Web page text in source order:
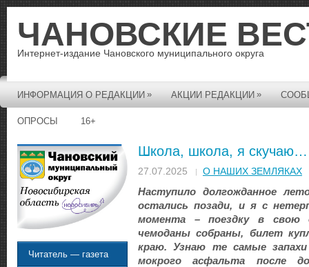
ЧАНОВСКИЕ
Интернет-издание Чановского муниципального округа
ИНФОРМАЦИЯ О РЕДАКЦИИ » АКЦИИ РЕДАКЦИИ »
ОПРОСЫ 16+
Школа, школа, я скучаю…
27.07.2025 О НАШИХ ЗЕМЛЯКАХ
Наступило долгожданное
остались позади, и я с
момента – поездку в свою
чемоданы собраны, билет
краю. Узнаю те самые
мокрого асфальта после
Читатель — газета